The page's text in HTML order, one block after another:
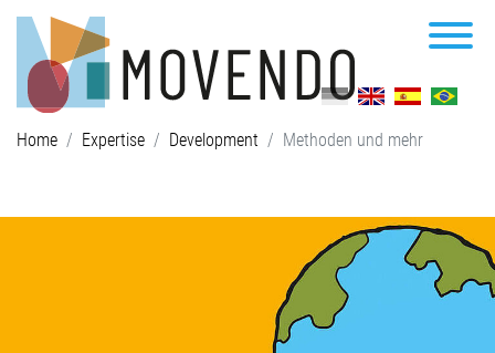
Home Expertise Development Methoden und mehr